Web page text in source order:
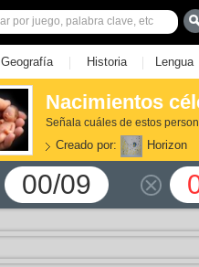
Geografía | Historia | Lengua
Nacimientos
Señala cuáles de estos
Creado por: Horizon
00/09